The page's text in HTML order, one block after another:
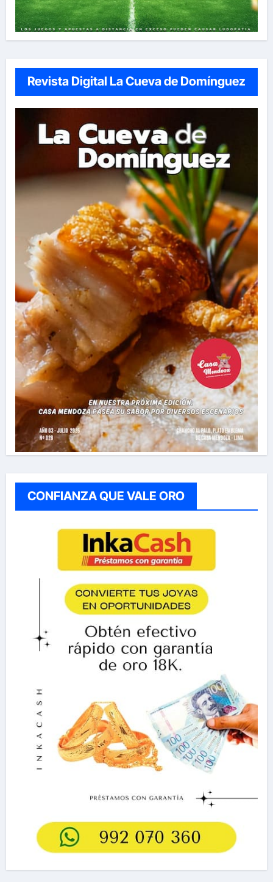
Revista Digital La Cueva de Domínguez
CONFIANZA QUE VALE ORO